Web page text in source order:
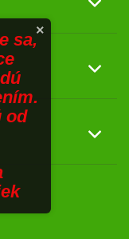
×
sa,
od